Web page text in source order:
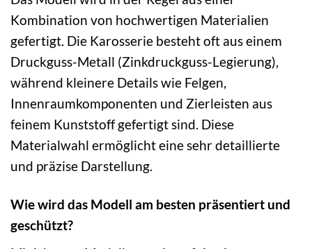
Kombination von hochwertigen Materialien
gefertigt. Die Karosserie besteht oft aus einem
Druckguss-Metall (Zinkdruckguss-Legierung),
während kleinere Details wie Felgen,
Innenraumkomponenten und Zierleisten aus
feinem Kunststoff gefertigt sind. Diese
Materialwahl ermöglicht eine sehr detaillierte
und präzise Darstellung.
Wie wird das Modell am besten präsentiert und
geschützt?